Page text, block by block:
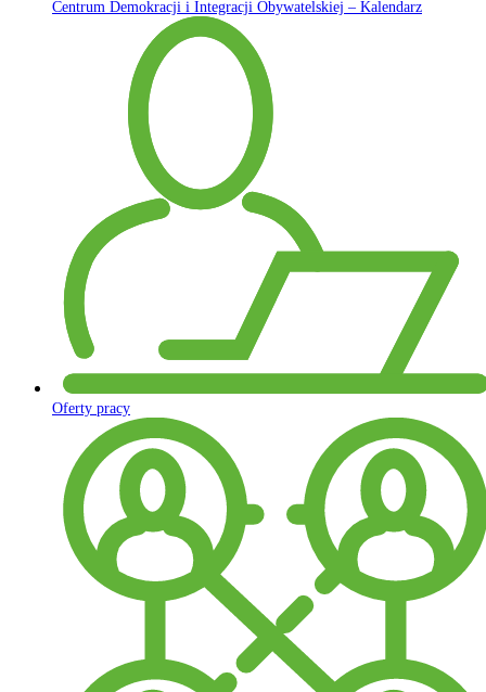
Centrum Demokracji i Integracji Obywatelskiej – Kalendarz
Oferty pracy